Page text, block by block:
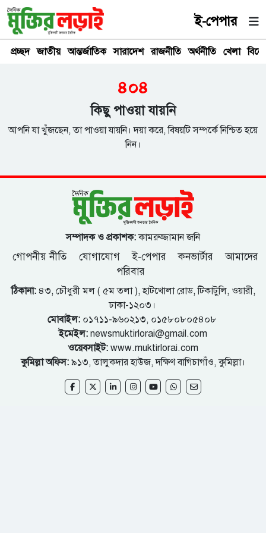
ই-পেপার
প্রচ্ছদ জাতীয় আন্তর্জাতিক সারাদেশ রাজনীতি অর্থনীতি খেলা
৪০৪
কিছু পাওয়া যায়নি
আপনি যা খুঁজছেন, তা পাওয়া যায়নি। দয়া করে, বিষয়টি সম্পর্কে নিশ্চিত হয়ে
নিন।
সম্পাদক ও প্রকাশক:কামরুজ্জামান জনি
গোপনীয় নীতি যোগাযোগ ই-পেপার কনভার্টার
আমাদের
পরিবার
ঠিকানা:৪৩, চৌধুরী মল ( ৫ম তলা ), হাটখোলা রোড, টিকাটুলি, ওয়ারী,
ঢাকা-১২০৩।
মোবাইল:০১৭১১-৯৬০২১৩, ০১৫৮০৮০৫৪০৮
ইমেইল: newsmuktirlorai@gmail.com
ওয়েবসাইট: www.muktirlorai.com
কুমিল্লা অফিস: ৯১৩, তালুকদার হাউজ, দক্ষিণ বাগিচাগাঁও, কুমিল্লা।